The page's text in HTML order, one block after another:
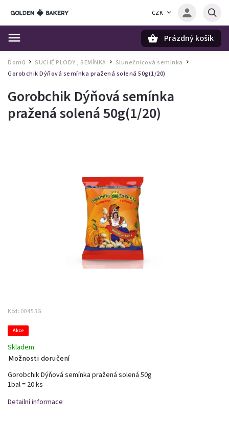
CZK
Prázdný košík
Domů / SUCHÉ PLODY , SEMÍNKA Slunečnicová semínka
Gorobchik Dýňová semínka pražená solená 50g(1/20)
Gorobchik Dýňová semínka
pražená solená 50g(1/20)
Kód: 00453G
Akce
Skladem
Možnosti doručení
Gorobchik Dýňová semínka pražená solená 50g
1bal = 20 ks
Detailní informace